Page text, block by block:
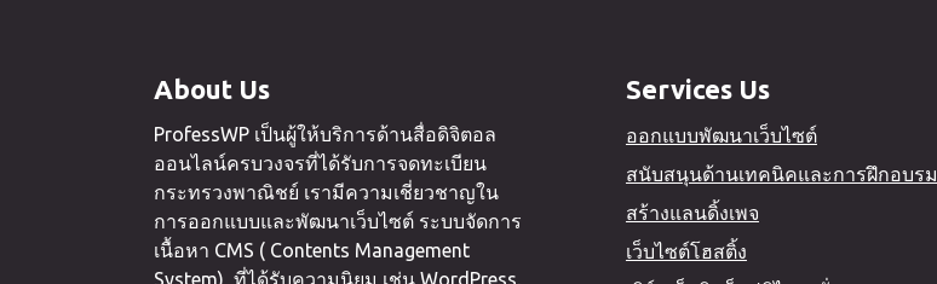
About Us
ProfessWP เป็นผู้ให้บริการด้านสื่อดิจิตอล
ออนไลน์ครบวงจรที่ได้รับการจดทะเบียน
กระทรวงพาณิชย์ เรามีความเชี่ยวชาญใน
การออกแบบและพัฒนาเว็บไซต์ ระบบจัดการ
เนื้อหา CMS ( Contents Management
System) ที่ได้รับความนิยม เช่น WordPress,
Services Us
ออกแบบพัฒนาเว็บไซต์
สนับสนุนด้านเทคนิคและการฝึกอบรม
สร้างแลนดิ้งเพจ
เว็บไซต์โฮสติ้ง